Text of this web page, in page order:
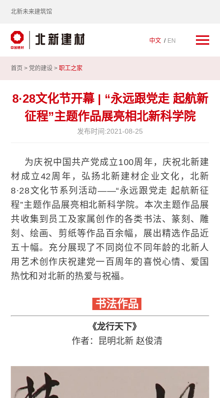
北新未来建筑馆
中文 EN
首页 > 党的建设 > 职工之家
8·28文化节开幕 | “永远跟党走 起航新
征程”主题作品展亮相北新科学院
发布时间:2021-08-25
为庆祝中国共产党成立100周年，庆祝北新建
材成立42 周年，弘扬北新建材企业文化，北新
8·28文化节系列活动——“永远跟党走 起航新征
程”主题作品展亮相北新科学院。本次主题作品展
共收集到员工及家属创作的各类书法、篆刻、雕
刻、绘画、剪纸等作品百余幅，展出精选作品近
五十幅。充分展现了不同岗位不同年龄的北新人
用艺术创作庆祝建党一百周年的喜悦心情、爱国
热忱和对北新的热爱与祝福。
书法作品
《龙行天下》
作者：昆明北新 赵俊清